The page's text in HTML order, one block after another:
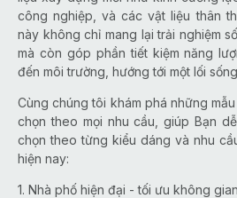
công nghiệp, và các vật liệu thân
này không chỉ mang lại trải nghiệm
mà còn góp phần tiết kiệm năng
đến môi trường, hướng tới một lối
Cùng chúng tôi khám phá những
chọn theo mọi nhu cầu, giúp Bạn
chọn theo từng kiểu dáng và nhu
hiện nay:
1. Nhà phố hiện đại - tối ưu không